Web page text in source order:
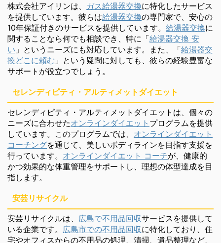
株式会社アイリンは、 ガス給湯器交換に特化したサービス
を提供しています。彼らは給湯器交換の専門家で、安心の
10年保証付きのサービスを提供しています。 給湯器交換に
関することなら何でも相談でき、特に「給湯器交換 安
い 」というニーズにも対応しています。また、「給湯器交
換どこに頼む 」という疑問に対しても、彼らの経験豊富な
サポートが役立つでしょう。
セレンディピティ・アルティメットダイエット
セレンディピティ・アルティメットダイエットは、個々の
ニーズに合わせたオンラインダイエット プログラムを提供
しています。このプログラムでは、 オンラインダイエット
コーチングを通じて、美しいボディラインを目指す支援を
行っています。 オンラインダイエット コーチが、健康的
かつ効果的な体重管理をサポートし、理想の体型達成を目
指します。
安芸リサイクル
安芸リサイクルは、 広島で不用品回収サービスを提供して
いる企業です。 広島市での不用品回収に特化しており、住
宅やオフィスからの不用品の処理、清掃、遺品整理など、